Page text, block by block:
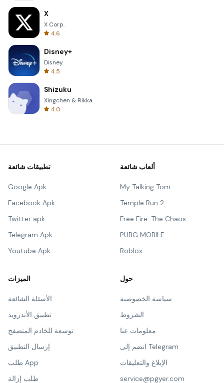
X
X Corp.
4.6
Disney+
Disney
4.5
Shizuku
Xingchen & Rikka
4.0
تطبيقات شائعة
Google Apk
Facebook Apk
Twitter apk
Telegram Apk
Youtube Apk
ألعاب شائعة
My Talking Tom
Temple Run 2
Free Fire: The Chaos
PUBG MOBILE
Roblox
الميزات
الأسئلة الشائعة
تطبيق الأندرويد
توسعة للخادم المتصفح
إرسال التطبيق
طلب App
طلب إزالة
حول
سياسة الخصوصية
الشروط
معلومات عنا
انضم إلى Telegram
الإبلاغ والتعليقات
service@pgyer.com